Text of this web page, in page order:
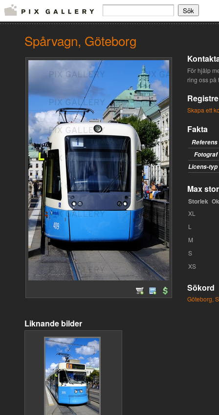
Spårvagn, Göteborg
För hjälp
ring oss
Skapa ett
Fakta
Referens
Fotograf
Licens-typ
Max
Storlek
XL
L
M
S
XS
Sökord
Göteborg,
Liknande bilder